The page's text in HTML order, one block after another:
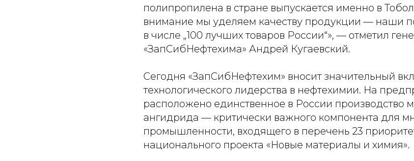
полипропилена в стране выпускается именно в
внимание мы уделяем качеству продукции — наши
в числе „100 лучших товаров России“», — отметил
«ЗапСибНефтехима» Андрей Кугаевский.
Сегодня «ЗапСибНефтехим» вносит значительный
технологического лидерства в нефтехимии. На
расположено единственное в России производство
ангидрида — критически важного компонента для
промышленности, входящего в перечень 23
национального проекта «Новые материалы и химия».